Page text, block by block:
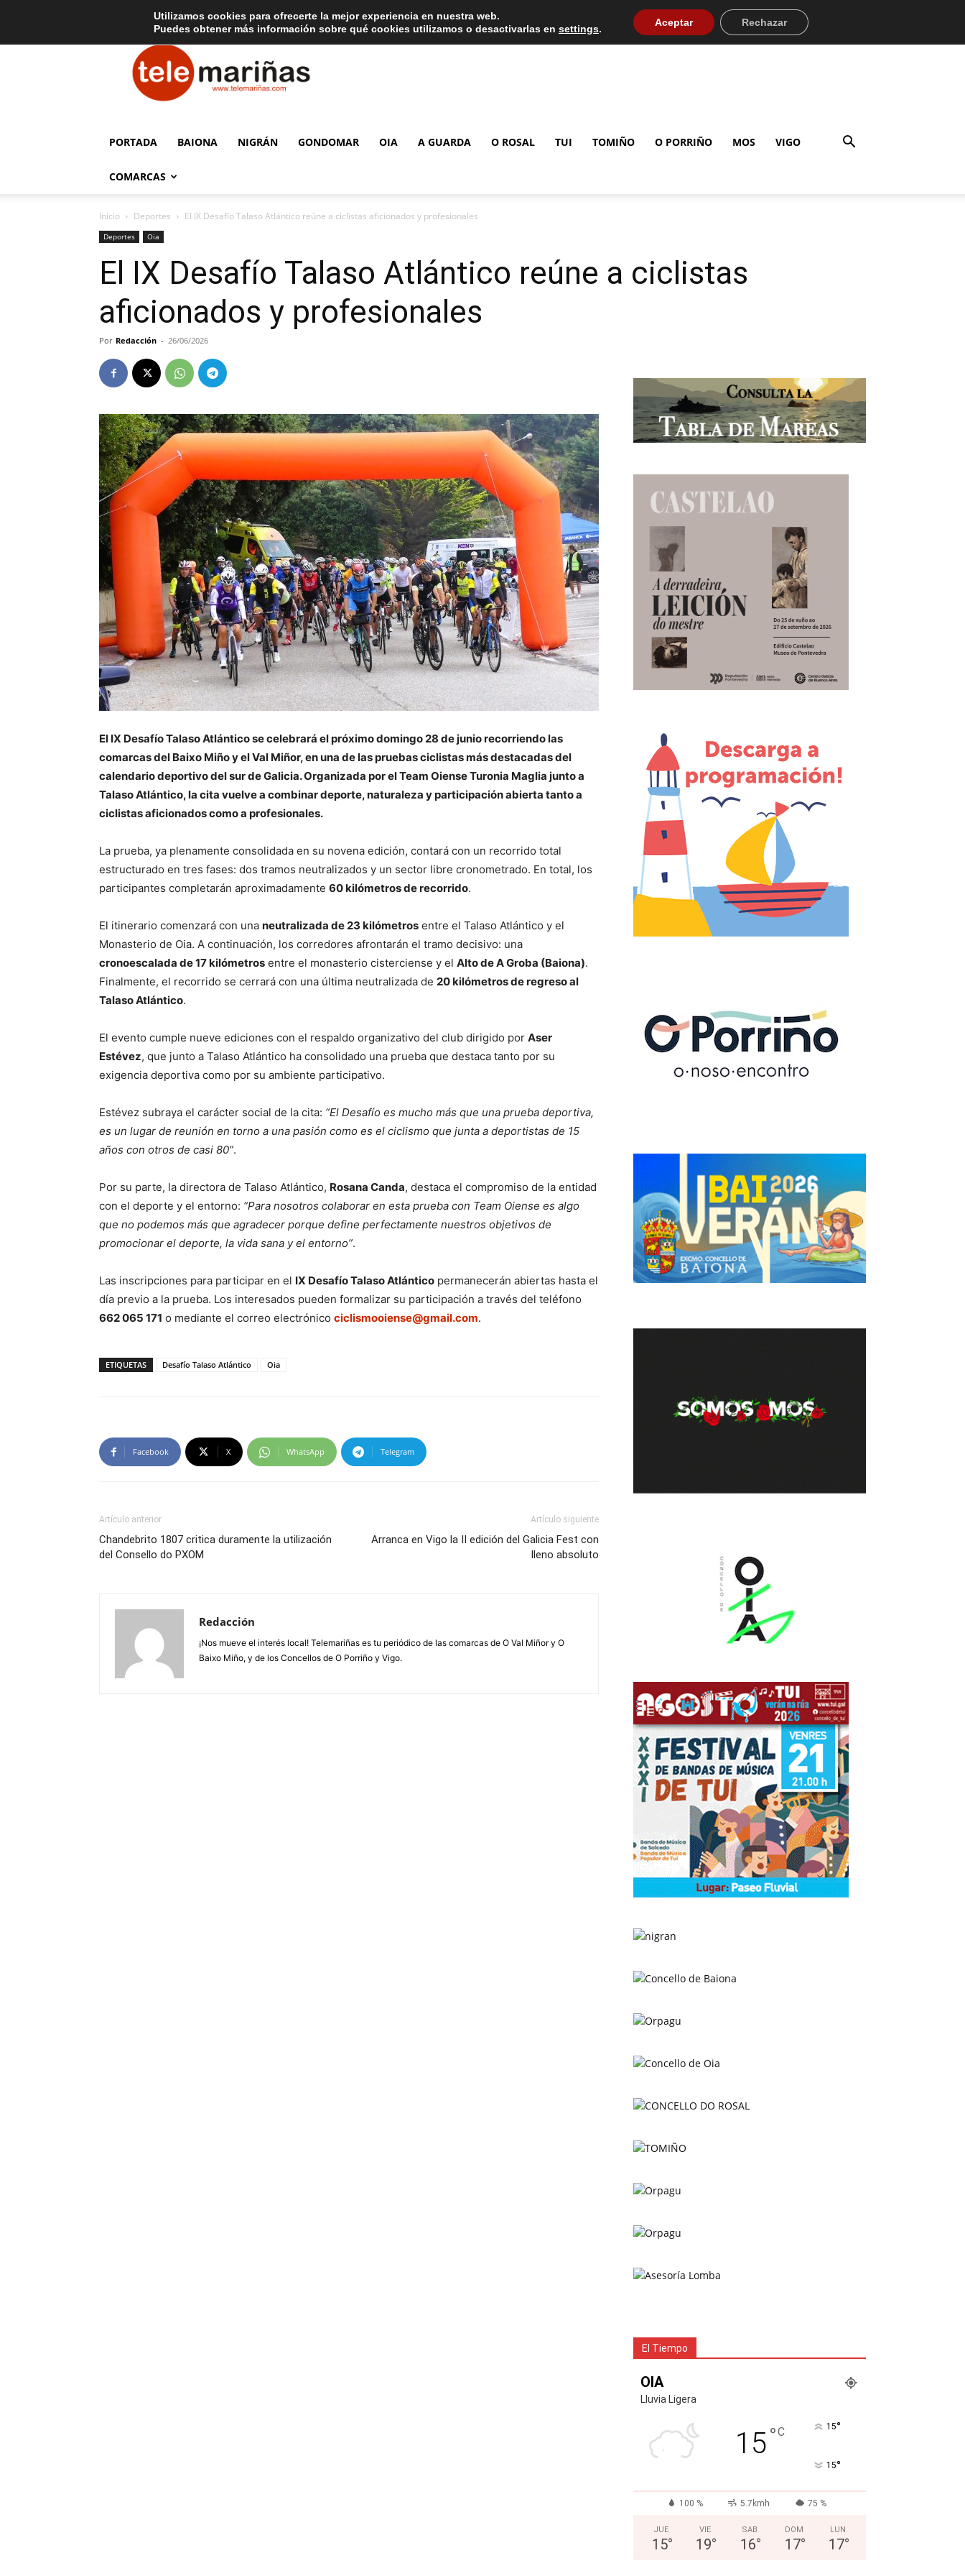
Tarifas de publicidad
Telemariñas
PORTADA BAIONA NIGRÁN GONDOMAR OIA A GUARDA O ROSAL TUI TOMIÑO O PORRIÑO MOS VIGO
COMARCAS
Inicio Deportes El IX Desafío Talaso Atlántico reúne a ciclistas aficionados y profesionales
Deportes Oia
El IX Desafío Talaso Atlántico reúne a ciclistas
aficionados y profesionales
Por Redacción - 26/06/2026
El IX Desafío Talaso Atlántico se celebrará el próximo domingo 28 de junio recorriendo las
comarcas del Baixo Miño y el Val Miñor, en una de las pruebas ciclistas más destacadas del
calendario deportivo del sur de Galicia. Organizada por el Team Oiense Turonia Maglia junto a
Talaso Atlántico, la cita vuelve a combinar deporte, naturaleza y participación abierta tanto a
ciclistas aficionados como a profesionales.
La prueba, ya plenamente consolidada en su novena edición, contará con un recorrido total
estructurado en tres fases: dos tramos neutralizados y un sector libre cronometrado. En total, los
participantes completarán aproximadamente 60 kilómetros de recorrido.
El itinerario comenzará con una neutralizada de 23 kilómetros entre el Talaso Atlántico y el
Monasterio de Oia. A continuación, los corredores afrontarán el tramo decisivo: una
cronoescalada de 17 kilómetros entre el monasterio cisterciense y el Alto de A Groba (Baiona).
Finalmente, el recorrido se cerrará con una última neutralizada de 20 kilómetros de regreso al
Talaso Atlántico.
El evento cumple nueve ediciones con el respaldo organizativo del club dirigido por Aser
Estévez, que junto a Talaso Atlántico ha consolidado una prueba que destaca tanto por su
exigencia deportiva como por su ambiente participativo.
Estévez subraya el carácter social de la cita: “El Desafío es mucho más que una prueba deportiva,
es un lugar de reunión en torno a una pasión como es el ciclismo que junta a deportistas de 15
años con otros de casi 80”.
Por su parte, la directora de Talaso Atlántico, Rosana Canda, destaca el compromiso de la entidad
con el deporte y el entorno: “Para nosotros colaborar en esta prueba con Team Oiense es algo
que no podemos más que agradecer porque define perfectamente nuestros objetivos de
promocionar el deporte, la vida sana y el entorno”.
Las inscripciones para participar en el IX Desafío Talaso Atlántico permanecerán abiertas hasta el
día previo a la prueba. Los interesados pueden formalizar su participación a través del teléfono
662 065 171 o mediante el correo electrónico ciclismooiense@gmail.com.
ETIQUETAS Desafío Talaso Atlántico Oia
Facebook X WhatsApp Telegram
Artículo anterior
Chandebrito 1807 critica duramente la utilización
del Consello do PXOM
Artículo siguiente
Arranca en Vigo la II edición del Galicia Fest con
lleno absoluto
Redacción
¡Nos mueve el interés local! Telemariñas es tu periódico de las comarcas de O Val Miñor y O
Baixo Miño, y de los Concellos de O Porriño y Vigo.
El Tiempo
OIA
Lluvia Ligera
15°C 15°
15°
100 % 5.7kmh 75 %
JUE
15°
VIE
19°
SAB
16°
DOM
17°
LUN
17°
Utilizamos cookies para ofrecerte la mejor experiencia en nuestra web.
Puedes obtener más información sobre qué cookies utilizamos o desactivarlas en settings.
Aceptar Rechazar